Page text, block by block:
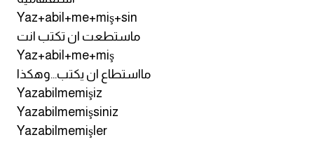
Yaz+abil+me+miş+sin
ماستطعت ان تكتب انت
Yaz+abil+me+miş
مااستطاع ان يكتب...وهكذا
Yazabilmemişiz
Yazabilmemişsiniz
Yazabilmemişler